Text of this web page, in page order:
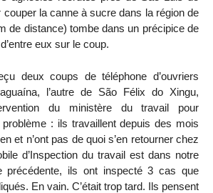
couper la canne à sucre dans la région de
de distance) tombe dans un précipice de
eux sur le coup.
deux coups de téléphone d’ouvriers
l’autre de São Félix do Xingu,
du ministère du travail pour
: ils travaillent depuis des mois
et n’ont pas de quoi s’en retourner chez
d’Inspection du travail est dans notre
précédente, ils ont inspecté 3 cas que
En vain. C’était trop tard. Ils pensent